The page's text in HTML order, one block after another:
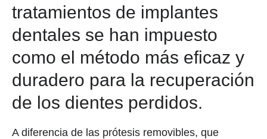
tratamientos de implantes
dentales se han impuesto
como el método más eficaz y
duradero para la recuperación
de los dientes perdidos.
A diferencia de las prótesis removibles, que